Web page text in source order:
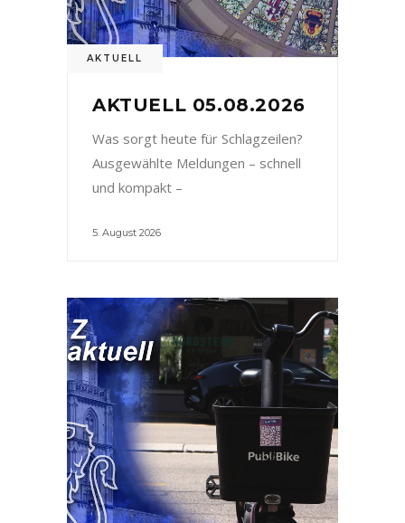
AKTUELL
AKTUELL 05.08.2026
Was sorgt heute für Schlagzeilen?
Ausgewählte Meldungen – schnell
und kompakt –
5. August 2026